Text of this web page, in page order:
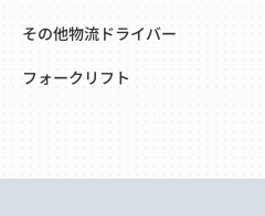
その他物流ドライバー
フォークリフト